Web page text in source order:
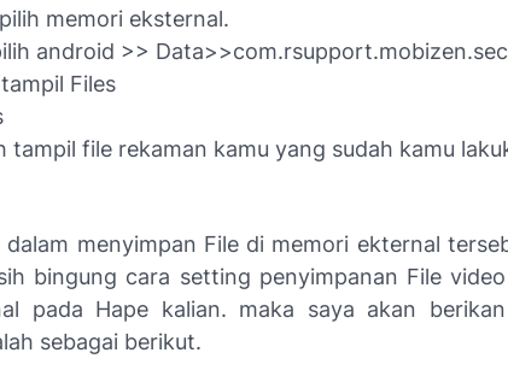
memori eksternal.
android >> Data>>com.rsupport.mobizen.sec
Files
tampil file rekaman kamu yang sudah kamu
dalam menyimpan File di memori ekternal
bingung cara setting penyimpanan File
pada Hape kalian. maka saya akan
sebagai berikut.